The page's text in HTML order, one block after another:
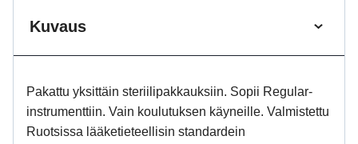
Kuvaus
Pakattu yksittäin steriilipakkauksiin. Sopii Regular-
instrumenttiin. Vain koulutuksen käyneille. Valmistettu
Ruotsissa lääketieteellisin standardein